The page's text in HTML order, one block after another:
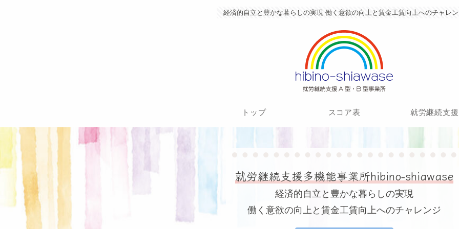
経済的自立と豊かな暮らしの実現 働く意欲の向上と賃金工賃向上へのチャレ
トップ スコア表 就労継続支援
就労継続支援多機能事業所hibino-shiawase
経済的自立と豊かな暮らしの実現
働く意欲の向上と賃金工賃向上へのチャレンジ